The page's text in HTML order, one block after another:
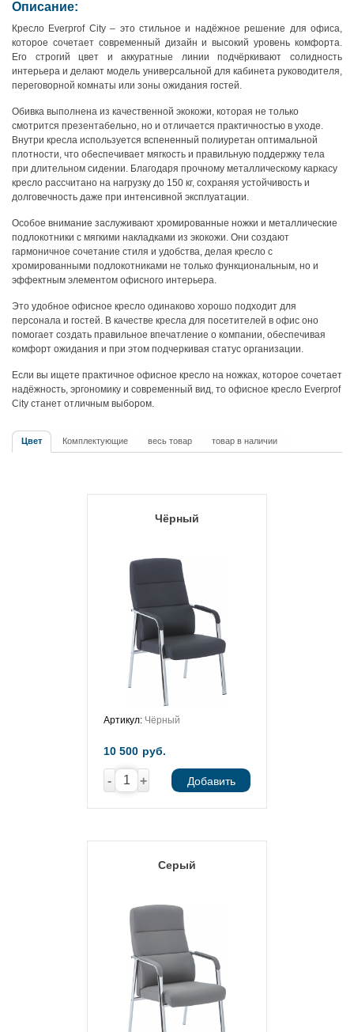
Описание:
Кресло Everprof City – это стильное и надёжное решение для офиса,
которое сочетает современный дизайн и высокий уровень комфорта.
Его строгий цвет и аккуратные линии подчёркивают солидность
интерьера и делают модель универсальной для кабинета руководителя,
переговорной комнаты или зоны ожидания гостей.
Обивка выполнена из качественной экокожи, которая не только
смотрится презентабельно, но и отличается практичностью в уходе.
Внутри кресла используется вспененный полиуретан оптимальной
плотности, что обеспечивает мягкость и правильную поддержку тела
при длительном сидении. Благодаря прочному металлическому каркасу
кресло рассчитано на нагрузку до 150 кг, сохраняя устойчивость и
долговечность даже при интенсивной эксплуатации.
Особое внимание заслуживают хромированные ножки и металлические
подлокотники с мягкими накладками из экокожи. Они создают
гармоничное сочетание стиля и удобства, делая кресло с
хромированными подлокотниками не только функциональным, но и
эффектным элементом офисного интерьера.
Это удобное офисное кресло одинаково хорошо подходит для
персонала и гостей. В качестве кресла для посетителей в офис оно
помогает создать правильное впечатление о компании, обеспечивая
комфорт ожидания и при этом подчеркивая статус организации.
Если вы ищете практичное офисное кресло на ножках, которое сочетает
надёжность, эргономику и современный вид, то офисное кресло Everprof
City станет отличным выбором.
Цвет Комплектующие весь товар товар в наличии
Чёрный
Артикул: Чёрный
10 500 руб.
- + Добавить
Серый